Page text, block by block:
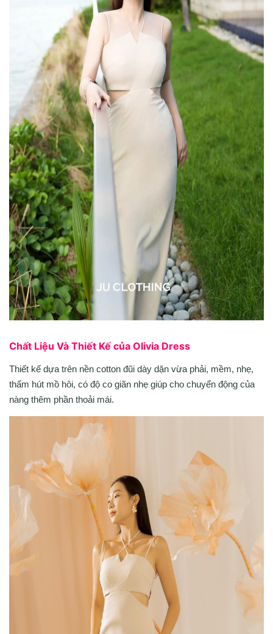
Chất Liệu Và Thiết Kế của Olivia Dress
Thiết kế dựa trên nền cotton đũi dày dặn vừa phải, mềm, nhẹ,
thấm hút mồ hôi, có độ co giãn nhẹ giúp cho chuyển động của
nàng thêm phần thoải mái.